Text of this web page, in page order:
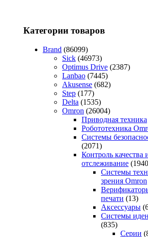
Категории товаров
Brand (86099)
Sick (46973)
Optimus Drive (2387)
Lanbao (7445)
Akusense (682)
Step (177)
Delta (1535)
Omron (26004)
Приводная техника
Робототехника
Системы
(2071)
Контроль качества
отслеживание
Системы
зрения Omron
печати (13)
Аксессуары
Системы
(835)
Серии